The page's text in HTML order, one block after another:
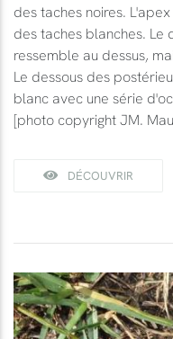
des taches noires.
des taches blanches. Le
ressemble au dessus,
Le dessous des
blanc avec une série
[photo copyright JM.
DÉCOUVRIR